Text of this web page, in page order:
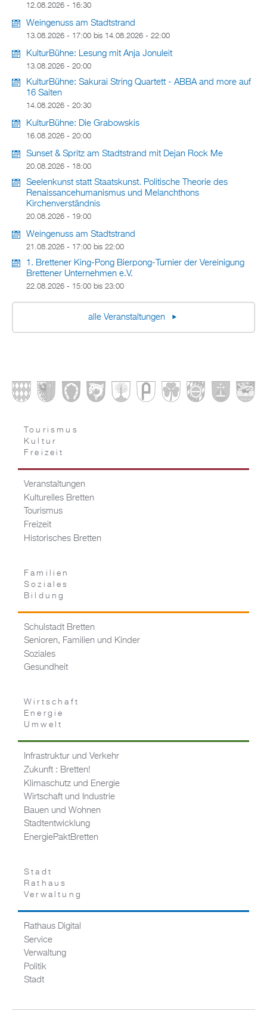
12.08.2026 - 16:30
Weingenuss am Stadtstrand
13.08.2026 - 17:00 bis 14.08.2026 - 22:00
KulturBühne: Lesung mit Anja Jonuleit
13.08.2026 - 20:00
KulturBühne: Sakurai String Quartett - ABBA and more auf
16 Saiten
14.08.2026 - 20:30
KulturBühne: Die Grabowskis
16.08.2026 - 20:00
Sunset & Spritz am Stadtstrand mit Dejan Rock Me
20.08.2026 - 18:00
Seelenkunst statt Staatskunst. Politische Theorie des
Renaissancehumanismus und Melanchthons
Kirchenverständnis
20.08.2026 - 19:00
Weingenuss am Stadtstrand
21.08.2026 - 17:00 bis 22:00
1. Brettener King-Pong Bierpong-Turnier der Vereinigung
Brettener Unternehmen e.V.
22.08.2026 - 15:00 bis 23:00
alle Veranstaltungen
Tourismus
Kultur
Freizeit
Veranstaltungen
Kulturelles Bretten
Tourismus
Freizeit
Historisches Bretten
Familien
Soziales
Bildung
Schulstadt Bretten
Senioren, Familien und Kinder
Soziales
Gesundheit
Wirtschaft
Energie
Umwelt
Infrastruktur und Verkehr
Zukunft : Bretten!
Klimaschutz und Energie
Wirtschaft und Industrie
Bauen und Wohnen
Stadtentwicklung
EnergiePaktBretten
Stadt
Rathaus
Verwaltung
Rathaus Digital
Service
Verwaltung
Politik
Stadt